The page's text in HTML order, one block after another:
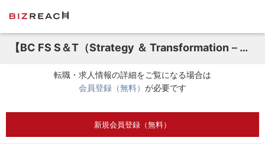
【BC FS S＆T（Strategy ＆ Transformation－戦略・オペレーション・ファイナンス）】金融ビジネスコンサルタント（公認会計士・USCPA）
転職・求人情報の詳細をご覧になる場合は
会員登録（無料） が必要です
新規会員登録（無料）